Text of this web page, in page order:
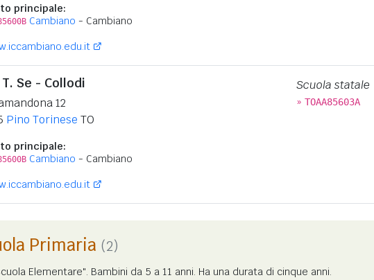
principale:
Cambiano - Cambiano
Se - Collodi
12
Pino Torinese TO
principale:
Cambiano - Cambiano
Scuola statale
» TOAA85603A
Primaria (2)
Elementare". Bambini da 5 a 11 anni. Ha una durata di cinque anni.